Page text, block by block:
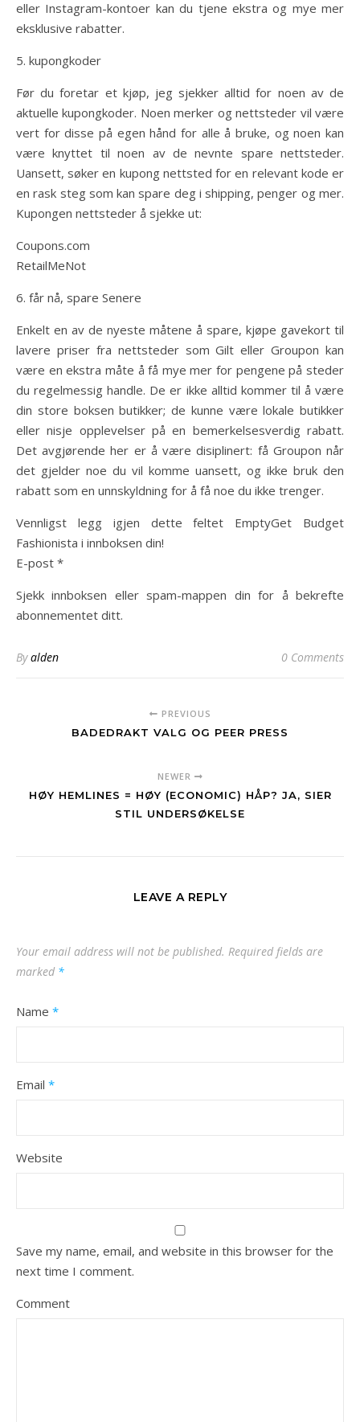
eller Instagram-kontoer kan du tjene ekstra og mye mer
eksklusive rabatter.
5. kupongkoder
Før du foretar et kjøp, jeg sjekker alltid for noen av de
aktuelle kupongkoder. Noen merker og nettsteder vil være
vert for disse på egen hånd for alle å bruke, og noen kan
være knyttet til noen av de nevnte spare nettsteder.
Uansett, søker en kupong nettsted for en relevant kode er
en rask steg som kan spare deg i shipping, penger og mer.
Kupongen nettsteder å sjekke ut:
Coupons.com
RetailMeNot
6. får nå, spare Senere
Enkelt en av de nyeste måtene å spare, kjøpe gavekort til
lavere priser fra nettsteder som Gilt eller Groupon kan
være en ekstra måte å få mye mer for pengene på steder
du regelmessig handle. De er ikke alltid kommer til å være
din store boksen butikker; de kunne være lokale butikker
eller nisje opplevelser på en bemerkelsesverdig rabatt.
Det avgjørende her er å være disiplinert: få Groupon når
det gjelder noe du vil komme uansett, og ikke bruk den
rabatt som en unnskyldning for å få noe du ikke trenger.
Vennligst legg igjen dette feltet EmptyGet Budget
Fashionista i innboksen din!
E-post *
Sjekk innboksen eller spam-mappen din for å bekrefte
abonnementet ditt.
Byalden 0 Comments
PREVIOUS
BADEDRAKT VALG OG PEER PRESS
NEWER
HØY HEMLINES = HØY (ECONOMIC) HÅP? JA, SIER
STIL UNDERSØKELSE
LEAVE A REPLY
Your email address will not be published. Required fields are
marked *
Name *
Email *
Website
Save my name, email, and website in this browser for the
next time I comment.
Comment